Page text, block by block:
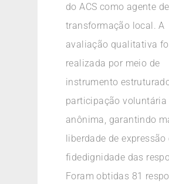
do ACS como agente de
transformação local. A
avaliação qualitativa
realizada por meio de
instrumento
participação voluntária
anônima, garantindo
liberdade de expressão
fidedignidade das
Foram obtidas 81